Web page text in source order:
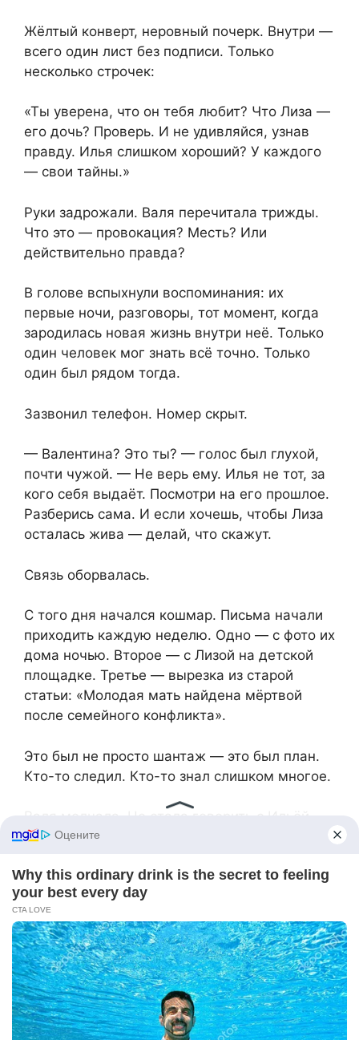
Жёлтый конверт, неровный почерк. Внутри —
всего один лист без подписи. Только
несколько строчек:
«Ты уверена, что он тебя любит? Что Лиза —
его дочь? Проверь. И не удивляйся, узнав
правду. Илья слишком хороший? У каждого
— свои тайны.»
Руки задрожали. Валя перечитала трижды.
Что это — провокация? Месть? Или
действительно правда?
В голове вспыхнули воспоминания: их
первые ночи, разговоры, тот момент, когда
зародилась новая жизнь внутри неё. Только
один человек мог знать всё точно. Только
один был рядом тогда.
Зазвонил телефон. Номер скрыт.
— Валентина? Это ты? — голос был глухой,
почти чужой. — Не верь ему. Илья не тот, за
кого себя выдаёт. Посмотри на его прошлое.
Разберись сама. И если хочешь, чтобы Лиза
осталась жива — делай, что скажут.
Связь оборвалась.
С того дня начался кошмар. Письма начали
приходить каждую неделю. Одно — с фото их
дома ночью. Второе — с Лизой на детской
площадке. Третье — вырезка из старой
статьи: «Молодая мать найдена мёртвой
после семейного конфликта».
Это был не просто шантаж — это был план.
Кто-то следил. Кто-то знал слишком многое.
Страх парализовал. Она начала проверять
фамилию три года назад. Ранее —
судимость. За драку. За угрозы. За
«самозащиту», как было написано в одной из
заметок.
Однажды ночью она заглянула в его кабинет.